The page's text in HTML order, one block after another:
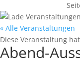
« Alle Veranstaltungen
Diese Veranstaltung
Abend-